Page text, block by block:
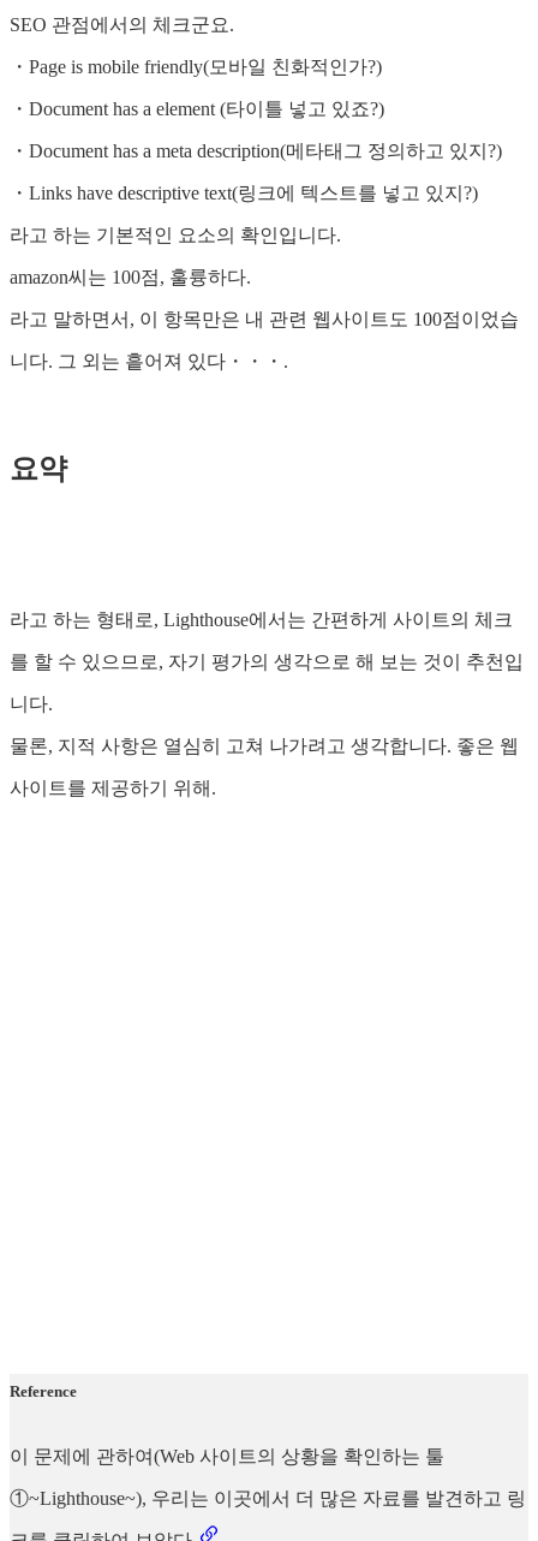
SEO 관점에서의 체크군요.
・Page is mobile friendly(모바일 친화적인가?)
・Document has a element (타이틀 넣고 있죠?)
・Document has a meta description(메타태그 정의하고 있지?)
・Links have descriptive text(링크에 텍스트를 넣고 있지?)
라고 하는 기본적인 요소의 확인입니다.
amazon씨는 100점, 훌륭하다.
라고 말하면서, 이 항목만은 내 관련 웹사이트도 100점이었습
니다. 그 외는 흩어져 있다・・・.
요약
라고 하는 형태로, Lighthouse에서는 간편하게 사이트의 체크
를 할 수 있으므로, 자기 평가의 생각으로 해 보는 것이 추천입
니다.
물론, 지적 사항은 열심히 고쳐 나가려고 생각합니다. 좋은 웹
사이트를 제공하기 위해.
Reference
이 문제에 관하여(Web 사이트의 상황을 확인하는 툴
①~Lighthouse~), 우리는 이곳에서 더 많은 자료를 발견하고 링